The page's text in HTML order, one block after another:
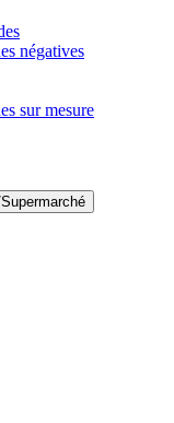
négatives
sur mesure